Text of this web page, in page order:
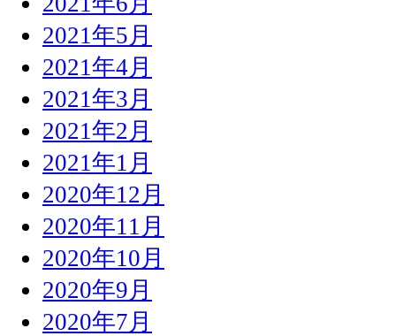
2021年5月
2021年4月
2021年3月
2021年2月
2021年1月
2020年12月
2020年11月
2020年10月
2020年9月
2020年7月